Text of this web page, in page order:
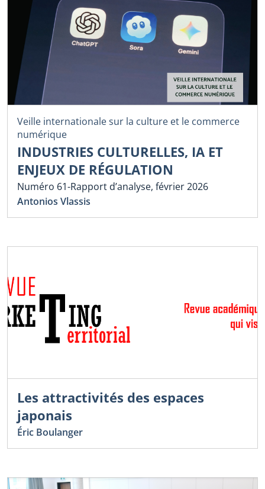
Veille internationale sur la culture et le commerce
numérique
INDUSTRIES CULTURELLES, IA ET
ENJEUX DE RÉGULATION
Numéro 61-Rapport d’analyse, février 2026
Antonios Vlassis
Les attractivités des espaces
japonais
Éric Boulanger